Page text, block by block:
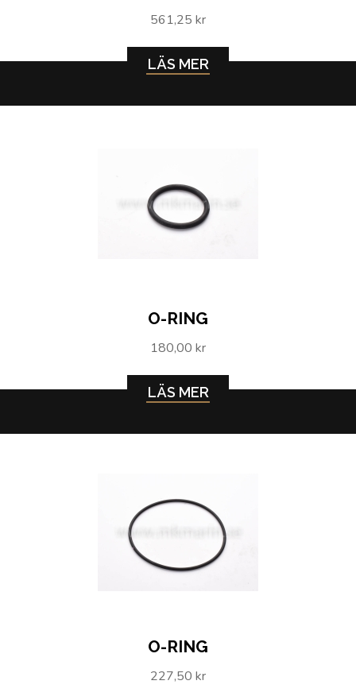
561,25 kr
LÄS MER
O-RING
180,00 kr
LÄS MER
O-RING
227,50 kr